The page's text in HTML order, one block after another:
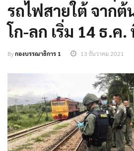
รฟท.ประกาศหยุด
รถไฟสายใต้ จากต้
โก-ลก เริ่ม 14 ธ.ค. นี้
Byกองบรรณาธิการ 1 13 ธันวาคม 2021